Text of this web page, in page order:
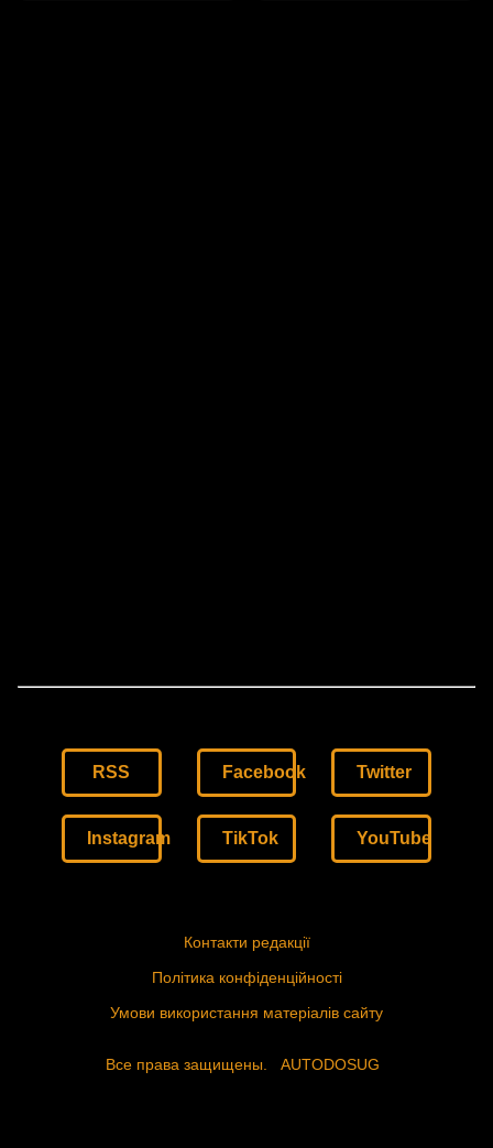
RSS Facebook Twitter
Instagram TikTok YouTube
Контакти редакції
Політика конфіденційності
Умови використання матеріалів сайту
Все права защищены. AUTODOSUG